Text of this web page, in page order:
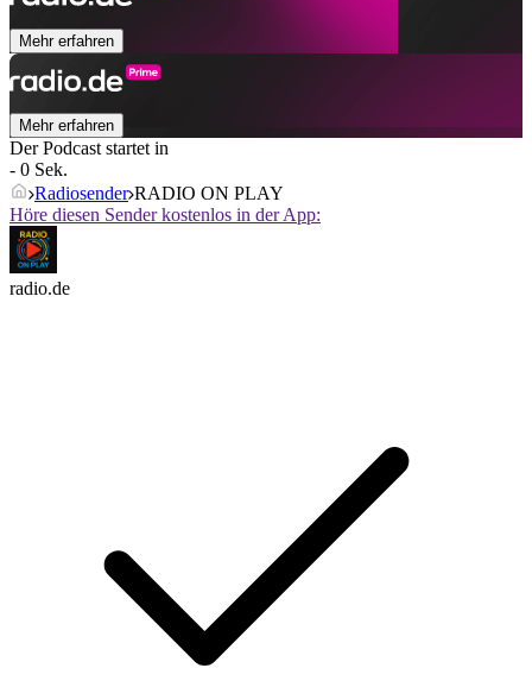
Mehr erfahren
Mehr erfahren
Der Podcast startet in
- 0 Sek.
Radiosender RADIO ON PLAY
Höre diesen Sender kostenlos in der App:
radio.de